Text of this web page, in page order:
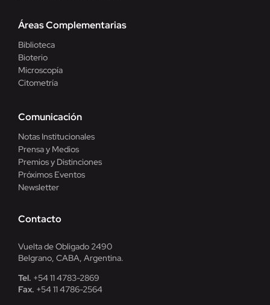
Áreas Complementarias
Biblioteca
Bioterio
Microscopía
Citometría
Comunicación
Notas Institucionales
Prensa y Medios
Premios y Distinciones
Próximos Eventos
Newsletter
Contacto
Vuelta de Obligado 2490
Belgrano, CABA, Argentina.
Tel. +54 11 4783-2869
Fax. +54 11 4786-2564